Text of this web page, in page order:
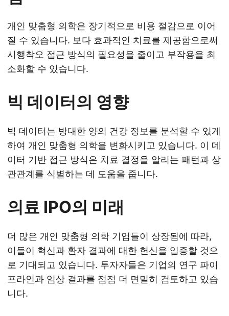
개인 맞춤형 의학은 장기적으로 비용 절감으로 이어
질 수 있습니다. 보다 효과적인 치료를 제공함으로써
시행착오 접근 방식의 필요성을 줄이고 부작용을 최
소화할 수 있습니다.
빅 데이터의 영향
빅 데이터는 방대한 양의 건강 정보를 분석할 수 있게
하여 개인 맞춤형 의학을 변화시키고 있습니다. 이 데
이터 기반 접근 방식은 치료 결정을 알리는 패턴과 상
관관계를 식별하는 데 도움을 줍니다.
의료 IPO의 미래
더 많은 개인 맞춤형 의학 기업들이 상장됨에 따라,
이들이 혁신과 환자 결과에 대한 헌신을 입증할 것으
로 기대되고 있습니다. 투자자들은 기업의 연구 파이
프라인과 임상 결과를 점점 더 면밀히 검토하고 있습
니다.